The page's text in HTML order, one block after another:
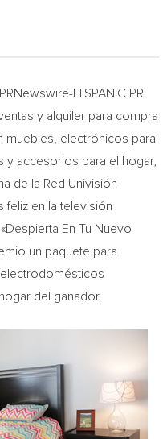
HISPANIC PR
y alquiler para compra
muebles, electrónicos para
accesorios para el hogar,
de la Red Univisión
feliz en la televisión
En Tu Nuevo
un paquete para
del ganador.